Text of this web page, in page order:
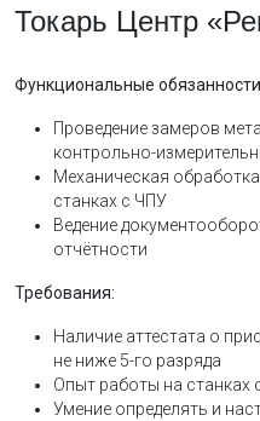
Токарь Центр
Функциональные обязанности
Проведение замеров
контрольно-
Механическая
станках с ЧПУ
Ведение
отчётности
Требования:
Наличие аттестата о
не ниже 5-го разряда
Опыт работы на станках
Умение определять и